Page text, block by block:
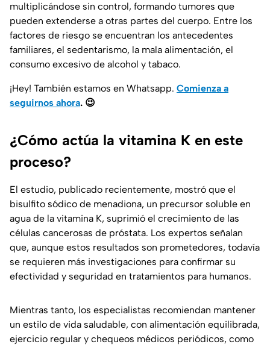
multiplicándose sin control, formando tumores que
pueden extenderse a otras partes del cuerpo. Entre los
factores de riesgo se encuentran los antecedentes
familiares, el sedentarismo, la mala alimentación, el
consumo excesivo de alcohol y tabaco.
¡Hey! También estamos en Whatsapp. Comienza a
seguirnos ahora. 😉
¿Cómo actúa la vitamina K en este
proceso?
El estudio, publicado recientemente, mostró que el
bisulfito sódico de menadiona, un precursor soluble en
agua de la vitamina K, suprimió el crecimiento de las
células cancerosas de próstata. Los expertos señalan
que, aunque estos resultados son prometedores, todavía
se requieren más investigaciones para confirmar su
efectividad y seguridad en tratamientos para humanos.
Mientras tanto, los especialistas recomiendan mantener
un estilo de vida saludable, con alimentación equilibrada,
ejercicio regular y chequeos médicos periódicos, como